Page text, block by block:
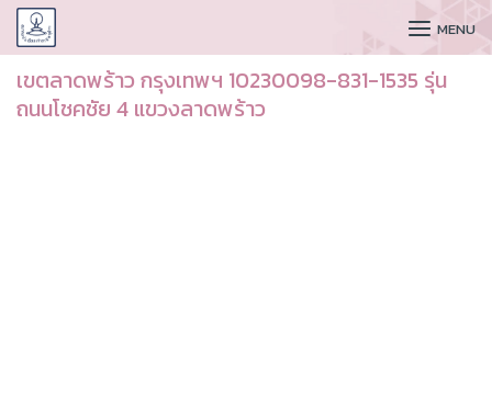
CUDAA MENU
เขตลาดพร้าว กรุงเทพฯ 10230098-831-1535 รุ่น
ถนนโชคชัย 4 แขวงลาดพร้าว